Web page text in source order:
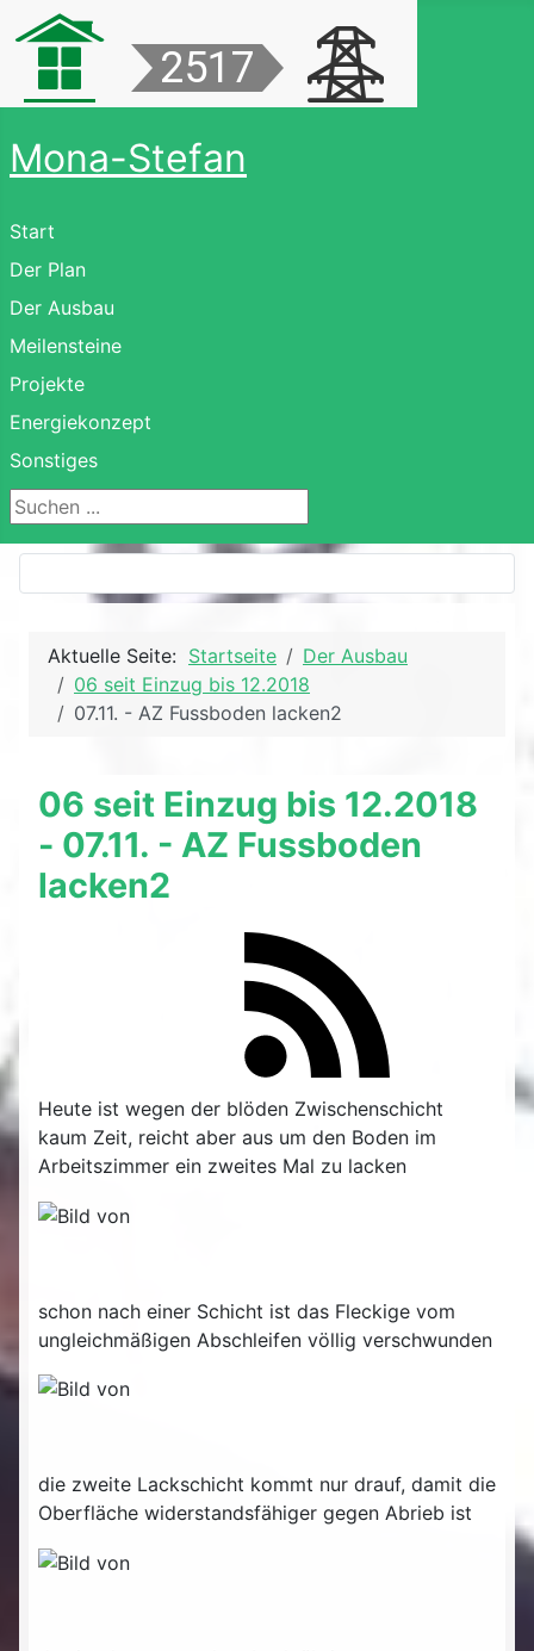
Mona-Stefan
Start
Der Plan
Der Ausbau
Meilensteine
Projekte
Energiekonzept
Sonstiges
Suchen ...
Aktuelle Seite: Startseite
Der Ausbau
06 seit Einzug bis 12.2018
07.11. - AZ Fussboden lacken2
06 seit Einzug bis 12.2018
- 07.11. - AZ Fussboden
lacken2
Heute ist wegen der blöden Zwischenschicht
kaum Zeit, reicht aber aus um den Boden im
Arbeitszimmer ein zweites Mal zu lacken
schon nach einer Schicht ist das Fleckige vom
ungleichmäßigen Abschleifen völlig verschwunden
die zweite Lackschicht kommt nur drauf, damit die
Oberfläche widerstandsfähiger gegen Abrieb ist